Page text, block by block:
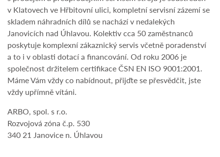
v Klatovech ve Hřbitovní ulici, kompletní servisní zázemí se
skladem náhradních dílů se nachází v nedalekých
Janovicích nad Úhlavou. Kolektiv cca 50 zaměstnanců
poskytuje komplexní zákaznický servis včetně poradenství
a to i v oblasti dotací a financování. Od roku 2006 je
společnost držitelem certifikace ČSN EN ISO 9001:2001.
Máme Vám vždy co nabídnout, přijďte se přesvědčit, jste
vždy upřímně vítáni.
ARBO, spol. s r.o.
Rozvojová zóna č.p. 530
340 21 Janovice n. Úhlavou